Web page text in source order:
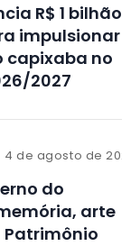
R$ 1 bilhão
impulsionar
capixaba no
2027
4 de agosto de 2026
do
arte
Patrimônio